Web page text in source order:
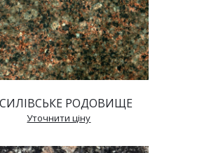
РОДОВИЩЕ
Уточнити ціну